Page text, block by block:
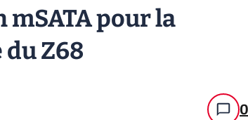
mSATA pour la
Z68
0